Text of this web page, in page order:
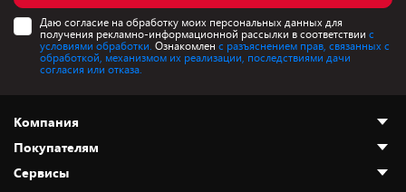
Даю согласие на обработку моих персональных данных для
получения рекламно-информационной рассылки в соответствии с
условиями обработки. Ознакомлен с разъяснением прав, связанных с
обработкой, механизмом их реализации, последствиями дачи
согласия или отказа.
Компания
О нас
Адреса магазинов
Покупателям
Как сделать заказ
Сервисы